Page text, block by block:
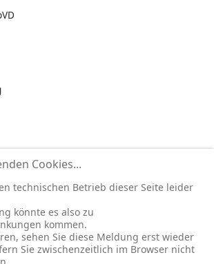
Cookies...
technischen Betrieb dieser Seite leider
könnte es also zu
kommen.
sehen Sie diese Meldung erst wieder
Sie zwischenzeitlich im Browser nicht